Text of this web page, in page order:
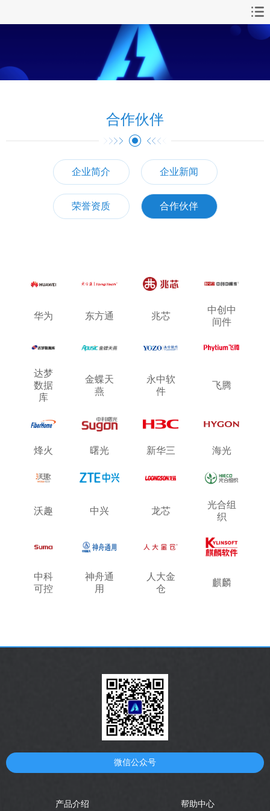
首页
安全操作系统
桌面操作系统
产品下载
常见问题
公司介绍
新闻动态
荣誉资质
合作伙伴
合作伙伴
企业简介 企业新闻
荣誉资质 合作伙伴
华为 东方通 兆芯
中创中
间件
达梦
数据
库
金蝶天
燕
永中软
件
飞腾
烽火 曙光 新华三 海光
沃趣 中兴 龙芯
光合组
织
中科
可控
神舟通
用
人大金
仓
麒麟
微信公众号
产品介绍 帮助中心